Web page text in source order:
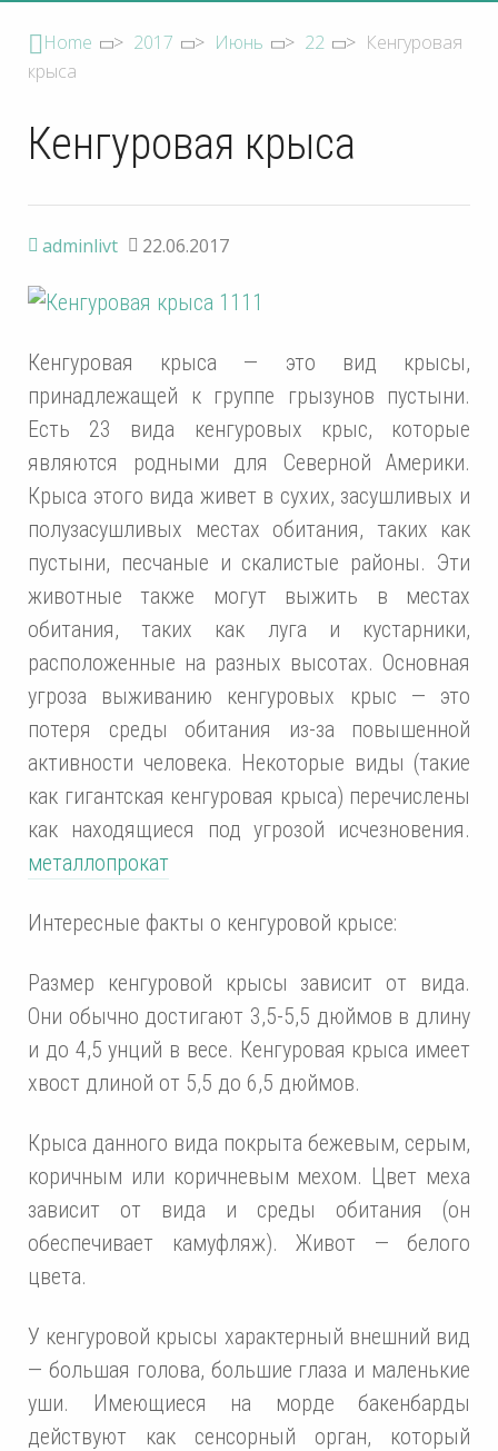
Home > 2017 > Июнь > 22 > Кенгуровая
крыса
Кенгуровая крыса
adminlivt 22.06.2017
Кенгуровая крыса — это вид крысы,
принадлежащей к группе грызунов пустыни.
Есть 23 вида кенгуровых крыс, которые
являются родными для Северной Америки.
Крыса этого вида живет в сухих, засушливых и
полузасушливых местах обитания, таких как
пустыни, песчаные и скалистые районы. Эти
животные также могут выжить в местах
обитания, таких как луга и кустарники,
расположенные на разных высотах. Основная
угроза выживанию кенгуровых крыс — это
потеря среды обитания из-за повышенной
активности человека. Некоторые виды (такие
как гигантская кенгуровая крыса) перечислены
как находящиеся под угрозой исчезновения.
металлопрокат
Интересные факты о кенгуровой крысе:
Размер кенгуровой крысы зависит от вида.
Они обычно достигают 3,5-5,5 дюймов в длину
и до 4,5 унций в весе. Кенгуровая крыса имеет
хвост длиной от 5,5 до 6,5 дюймов.
Крыса данного вида покрыта бежевым, серым,
коричным или коричневым мехом. Цвет меха
зависит от вида и среды обитания (он
обеспечивает камуфляж). Живот — белого
цвета.
У кенгуровой крысы характерный внешний вид
— большая голова, большие глаза и маленькие
уши. Имеющиеся на морде бакенбарды
действуют как сенсорный орган, который